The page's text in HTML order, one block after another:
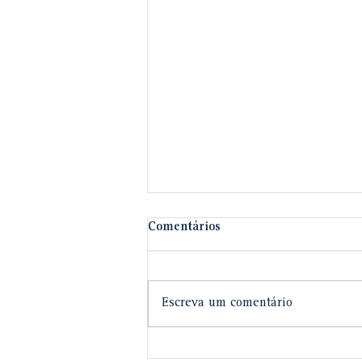
Comentários
Escreva um comentário